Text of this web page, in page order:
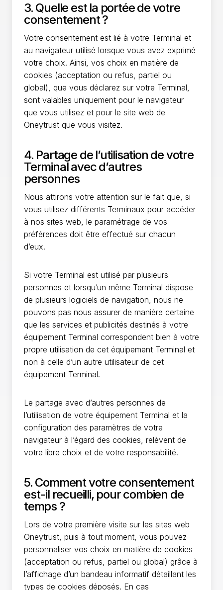
3. Quelle est la portée de votre
consentement ?
Votre consentement est lié à votre Terminal et
au navigateur utilisé lorsque vous avez exprimé
votre choix. Ainsi, vos choix en matière de
cookies (acceptation ou refus, partiel ou
global), que vous déclarez sur votre Terminal,
sont valables uniquement pour le navigateur
que vous utilisez et pour le site web de
Oneytrust que vous visitez.
4. Partage de l’utilisation de votre
Terminal avec d’autres
personnes
Nous attirons votre attention sur le fait que, si
vous utilisez différents Terminaux pour accéder
à nos sites web, le paramétrage de vos
préférences doit être effectué sur chacun
d’eux.
Si votre Terminal est utilisé par plusieurs
personnes et lorsqu’un même Terminal dispose
de plusieurs logiciels de navigation, nous ne
pouvons pas nous assurer de manière certaine
que les services et publicités destinés à votre
équipement Terminal correspondent bien à votre
propre utilisation de cet équipement Terminal et
non à celle d’un autre utilisateur de cet
équipement Terminal.
Le partage avec d’autres personnes de
l’utilisation de votre équipement Terminal et la
configuration des paramètres de votre
navigateur à l’égard des cookies, relèvent de
votre libre choix et de votre responsabilité.
5. Comment votre consentement
est-il recueilli, pour combien de
temps ?
Lors de votre première visite sur les sites web
Oneytrust, puis à tout moment, vous pouvez
personnaliser vos choix en matière de cookies
(acceptation ou refus, partiel ou global) grâce à
l’affichage d’un bandeau informatif détaillant les
types de cookies déposés. En cas